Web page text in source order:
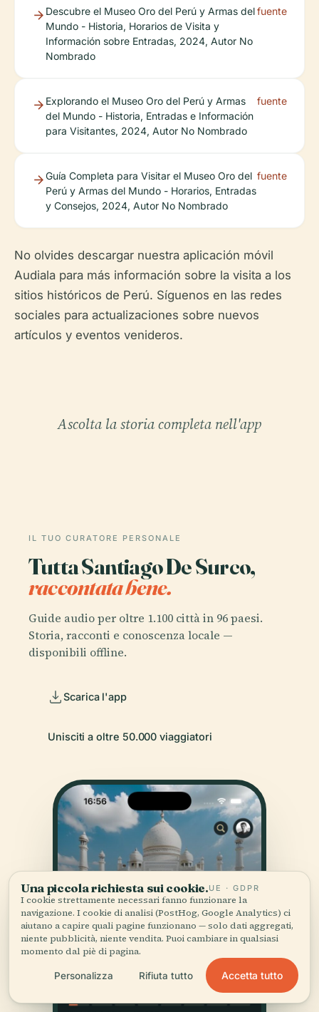
Descubre el Museo Oro del Perú y Armas del
Mundo - Historia, Horarios de Visita y
Información sobre Entradas, 2024, Autor No
Nombrado
fuente
Explorando el Museo Oro del Perú y Armas
del Mundo - Historia, Entradas e Información
para Visitantes, 2024, Autor No Nombrado
fuente
Guía Completa para Visitar el Museo Oro del
Perú y Armas del Mundo - Horarios, Entradas
y Consejos, 2024, Autor No Nombrado
fuente
No olvides descargar nuestra aplicación móvil
Audiala para más información sobre la visita a los
sitios históricos de Perú. Síguenos en las redes
sociales para actualizaciones sobre nuevos
artículos y eventos venideros.
Ascolta la storia completa nell'app
IL TUO CURATORE PERSONALE
Tutta Santiago De Surco,
raccontata bene.
Guide audio per oltre 1.100 città in 96 paesi.
Storia, racconti e conoscenza locale —
disponibili offline.
Scarica l'app
Unisciti a oltre 50.000 viaggiatori
Una piccola richiesta sui cookie.UE · GDPR
I cookie strettamente necessari fanno funzionare la
navigazione. I cookie di analisi (PostHog, Google Analytics) ci
aiutano a capire quali pagine funzionano — solo dati aggregati,
niente pubblicità, niente vendita. Puoi cambiare in qualsiasi
momento dal piè di pagina.
Personalizza Rifiuta tutto Accetta tutto